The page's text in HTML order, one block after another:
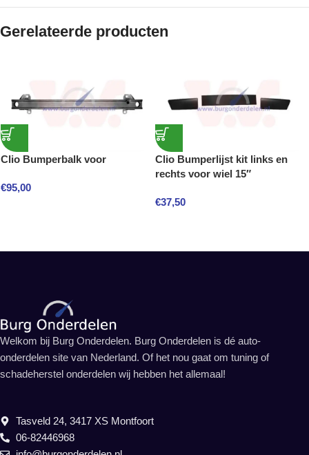
Gerelateerde producten
Clio Bumperbalk voor
€95,00
Clio Bumperlijst kit links en
rechts voor wiel 15″
€37,50
Welkom bij Burg Onderdelen. Burg Onderdelen is dé auto-
onderdelen site van Nederland. Of het nou gaat om tuning of
schadeherstel onderdelen wij hebben het allemaal!
Tasveld 24, 3417 XS Montfoort
06-82446968